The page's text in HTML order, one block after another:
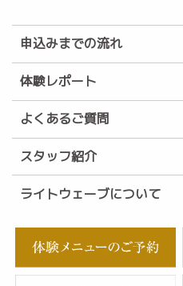
申込みまでの流れ
体験レポート
よくあるご質問
スタッフ紹介
ライトウェーブについて